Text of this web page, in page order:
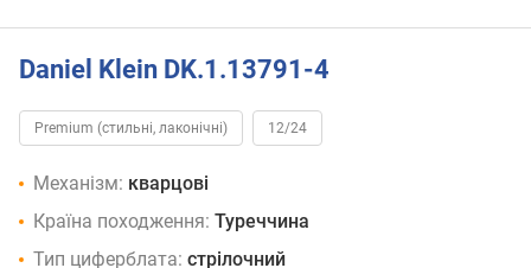
Daniel Klein DK.1.13791-4
Premium (стильні, лаконічні) 12/24
Механізм: кварцові
Країна походження: Туреччина
Тип циферблата: стрілочний